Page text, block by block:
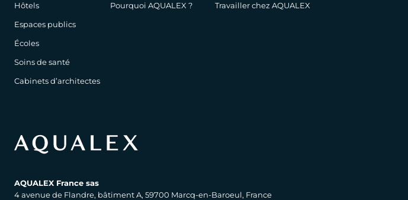
Hôtels
Espaces publics
Écoles
Soins de santé
Cabinets d’architectes
Pourquoi AQUALEX ?
Travailler chez AQUALEX
AQUALEX France sas
4 avenue de Flandre, bâtiment A, 59700 Marcq-en-Baroeul, France